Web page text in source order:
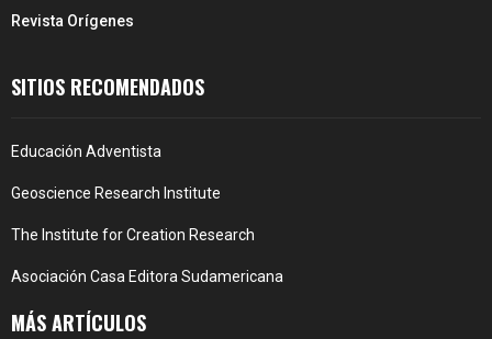
Revista Orígenes
SITIOS RECOMENDADOS
Educación Adventista
Geoscience Research Institute
The Institute for Creation Research
Asociación Casa Editora Sudamericana
MÁS ARTÍCULOS